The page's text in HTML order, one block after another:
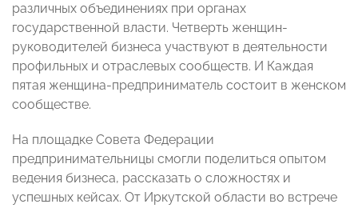
различных объединениях при органах
государственной власти. Четверть женщин-
руководителей бизнеса участвуют в деятельности
профильных и отраслевых сообществ. И Каждая
пятая женщина-предприниматель состоит в женском
сообществе.
На площадке Совета Федерации
предпринимательницы смогли поделиться опытом
ведения бизнеса, рассказать о сложностях и
успешных кейсах. От Иркутской области во встрече